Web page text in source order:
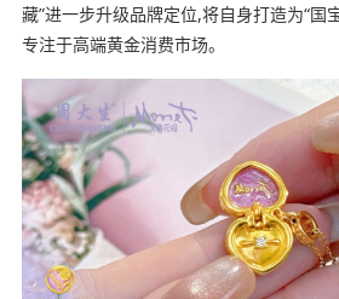
藏”进一步升级品牌定位,将自身打造为“国
专注于高端黄金消费市场。